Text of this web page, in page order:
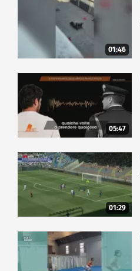
01:46
05:47
01:29